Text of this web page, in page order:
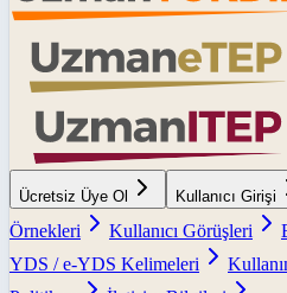
Ücretsiz Üye Ol Kullanıcı Girişi
Örnekleri
Kullanıcı Görüşleri
YDS / e-YDS Kelimeleri